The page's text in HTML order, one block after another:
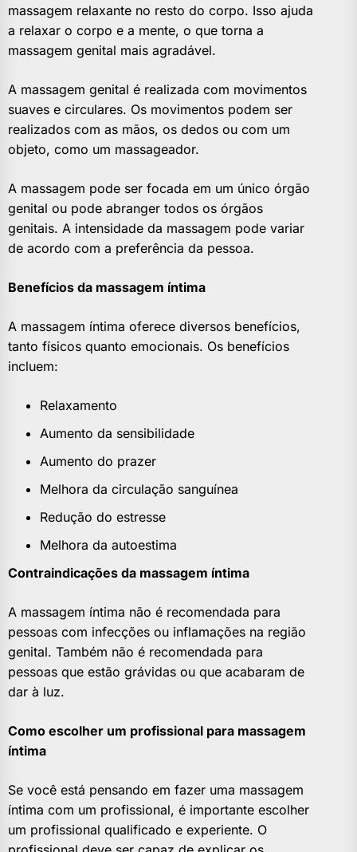
massagem relaxante no resto do corpo. Isso ajuda
a relaxar o corpo e a mente, o que torna a
massagem genital mais agradável.
A massagem genital é realizada com movimentos
suaves e circulares. Os movimentos podem ser
realizados com as mãos, os dedos ou com um
objeto, como um massageador.
A massagem pode ser focada em um único órgão
genital ou pode abranger todos os órgãos
genitais. A intensidade da massagem pode variar
de acordo com a preferência da pessoa.
Benefícios da massagem íntima
A massagem íntima oferece diversos benefícios,
tanto físicos quanto emocionais. Os benefícios
incluem:
Relaxamento
Aumento da sensibilidade
Aumento do prazer
Melhora da circulação sanguínea
Redução do estresse
Melhora da autoestima
Contraindicações da massagem íntima
A massagem íntima não é recomendada para
pessoas com infecções ou inflamações na região
genital. Também não é recomendada para
pessoas que estão grávidas ou que acabaram de
dar à luz.
Como escolher um profissional para massagem
íntima
Se você está pensando em fazer uma massagem
íntima com um profissional, é importante escolher
um profissional qualificado e experiente. O